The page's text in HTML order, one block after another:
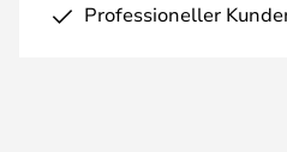
Professioneller